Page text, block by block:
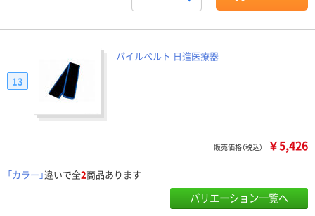
パイルベルト 日進医療器
13
販売価格（税込） ￥5,426
「カラー」違いで全2商品あります
バリエーション一覧へ